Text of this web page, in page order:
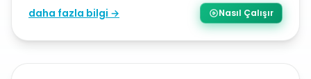
daha fazla bilgi → Nasıl Çalışır